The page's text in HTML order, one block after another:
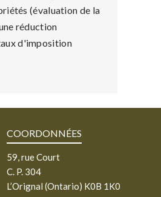
(évaluation de la
réduction
d'imposition
COORDONNÉES
59, rue Court
C. P. 304
L’Orignal (Ontario) K0B 1K0